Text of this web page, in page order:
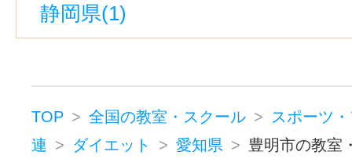
蒲郡競艇場前駅(1)
植田駅(名古屋市営)(1)
新豊田駅
神沢駅(愛知)(1)
共和駅(1)
幸
新栄町駅(愛知)(1)
宇頭駅(1)
静岡県(1)
TOP 全国の教室・スクール
スポーツ
連
ダイエット 愛知県 豊明市の教室